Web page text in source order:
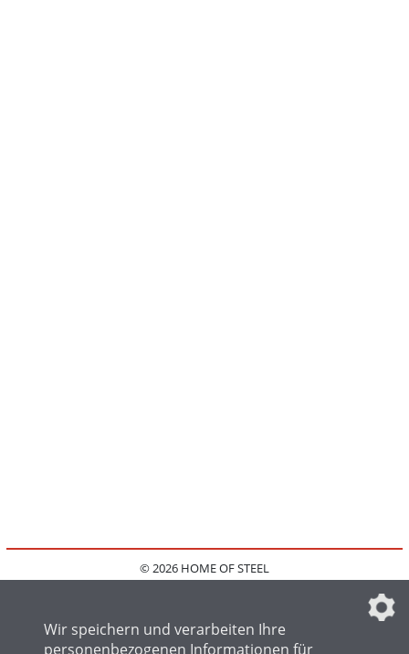
© 2026 HOME OF STEEL
IMPRESSUM
FAQ
DATENSCHUTZEINSTELLUNGEN
Wir speichern und verarbeiten Ihre
personenbezogenen Informationen für